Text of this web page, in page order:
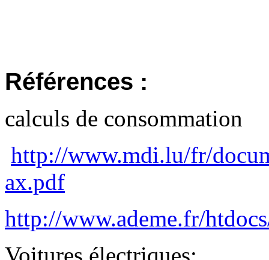
Références :
calculs de consommation
http://www.mdi.lu/fr/
ax.pdf
http://www.ademe.fr/